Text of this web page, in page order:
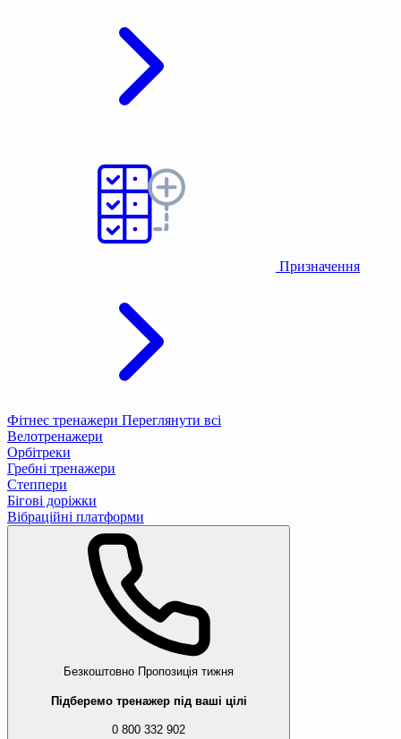
Призначення
Фітнес тренажери Переглянути всі
Велотренажери
Орбітреки
Гребні тренажери
Степпери
Бігові доріжки
Вібраційні платформи
Безкоштовно Пропозиція тижня
Підберемо тренажер під ваші цілі
0 800 332 902